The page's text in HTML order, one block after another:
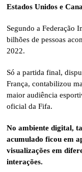
Estados Unidos e
Segundo a Federação
bilhões de pessoas
2022.
Só a partida final,
França, contabilizou
maior audiência
oficial da Fifa.
No ambiente digital,
acumulado ficou em
visualizações em
interações.